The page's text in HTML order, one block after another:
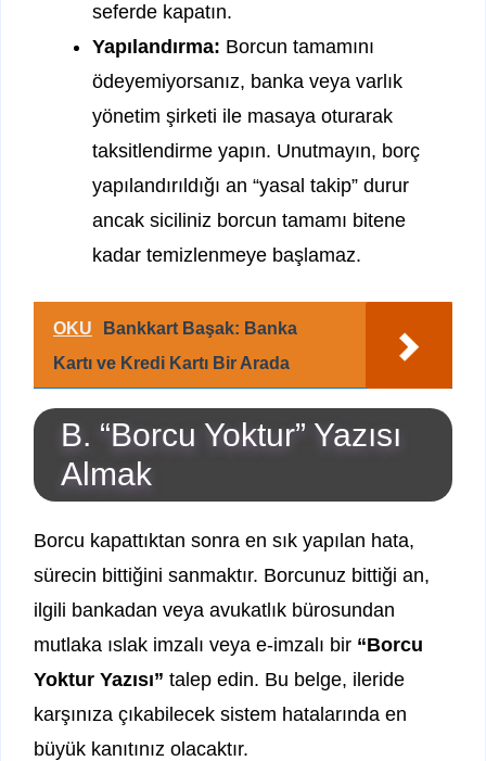
seferde kapatın.
Yapılandırma: Borcun tamamını
ödeyemiyorsanız, banka veya varlık
yönetim şirketi ile masaya oturarak
taksitlendirme yapın. Unutmayın, borç
yapılandırıldığı an “yasal takip” durur
ancak siciliniz borcun tamamı bitene
kadar temizlenmeye başlamaz.
OKU
Bankkart Başak: Banka
Kartı ve Kredi Kartı Bir Arada
B. “Borcu Yoktur” Yazısı
Almak
Borcu kapattıktan sonra en sık yapılan hata,
sürecin bittiğini sanmaktır. Borcunuz bittiği an,
ilgili bankadan veya avukatlık bürosundan
mutlaka ıslak imzalı veya e-imzalı bir “Borcu
Yoktur Yazısı” talep edin. Bu belge, ileride
karşınıza çıkabilecek sistem hatalarında en
büyük kanıtınız olacaktır.